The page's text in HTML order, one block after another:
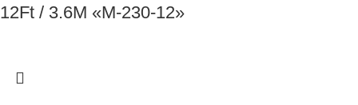
12Ft / 3.6M «M-230-12»